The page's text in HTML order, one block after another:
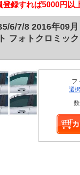
録すれば5000円以
6/7/8 2016年09月
フォトクロミック
フ
選